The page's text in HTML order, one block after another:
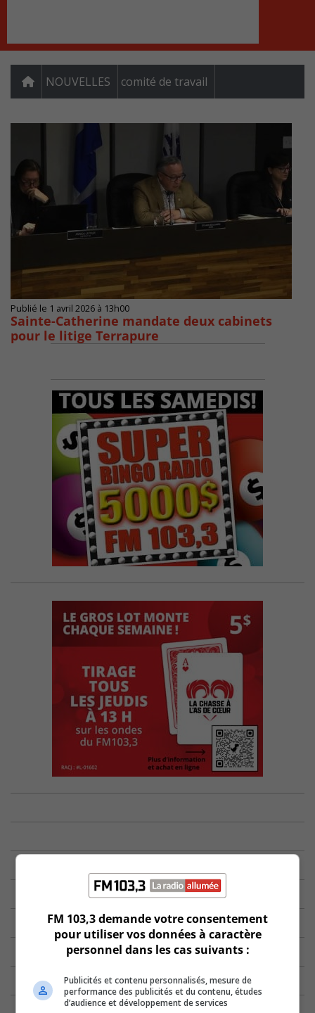
NOUVELLES comité de travail
Publié le 1 avril 2026 à 13h00
Sainte-Catherine mandate deux cabinets
pour le litige Terrapure
FM 103,3 demande votre consentement
pour utiliser vos données à caractère
personnel dans les cas suivants :
Publicités et contenu personnalisés, mesure de
performance des publicités et du contenu, études
d’audience et développement de services